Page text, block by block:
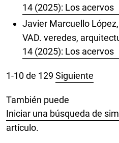
14 (2025): Los acervos
Javier Marcuello López,
VAD. veredes,
14 (2025): Los acervos
1-10 de 129 Siguiente
También puede
Iniciar una búsqueda de
artículo.